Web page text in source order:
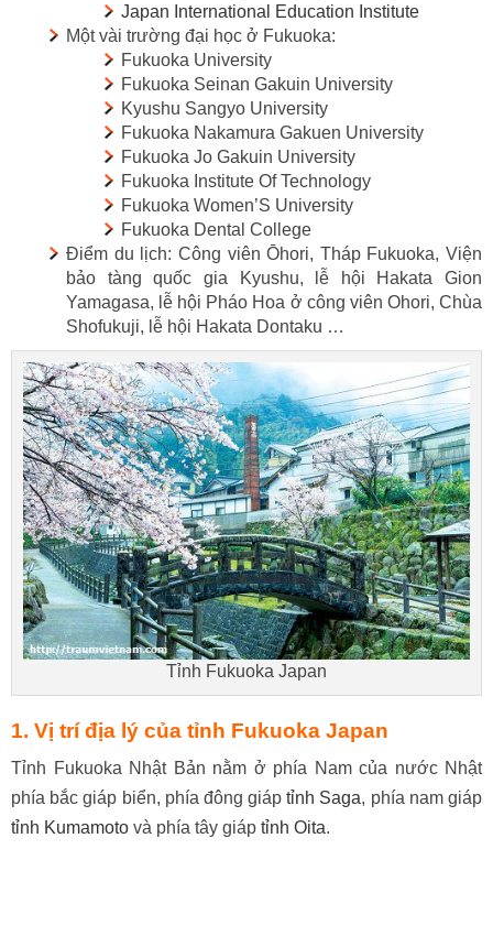
Japan International Education Institute
Một vài trường đại học ở Fukuoka:
Fukuoka University
Fukuoka Seinan Gakuin University
Kyushu Sangyo University
Fukuoka Nakamura Gakuen University
Fukuoka Jo Gakuin University
Fukuoka Institute Of Technology
Fukuoka Women’S University
Fukuoka Dental College
Điểm du lịch: Công viên Ōhori, Tháp Fukuoka, Viện
bảo tàng quốc gia Kyushu, lễ hội Hakata Gion
Yamagasa, lễ hội Pháo Hoa ở công viên Ohori, Chùa
Shofukuji, lễ hội Hakata Dontaku …
Tỉnh Fukuoka Japan
1. Vị trí địa lý của tỉnh Fukuoka Japan
Tỉnh Fukuoka Nhật Bản nằm ở phía Nam của nước Nhật
phía bắc giáp biển, phía đông giáptỉnh Saga, phía nam giáp
tỉnh Kumamoto và phía tây giáp tỉnh Oita.